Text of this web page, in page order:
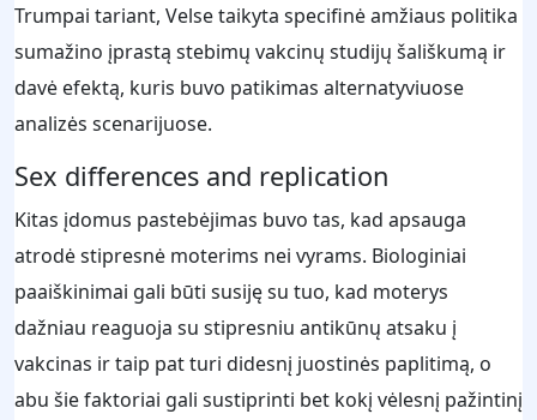
Trumpai tariant, Velse taikyta specifinė amžiaus politika
sumažino įprastą stebimų vakcinų studijų šališkumą ir
davė efektą, kuris buvo patikimas alternatyviuose
analizės scenarijuose.
Sex differences and replication
Kitas įdomus pastebėjimas buvo tas, kad apsauga
atrodė stipresnė moterims nei vyrams. Biologiniai
paaiškinimai gali būti susiję su tuo, kad moterys
dažniau reaguoja su stipresniu antikūnų atsaku į
vakcinas ir taip pat turi didesnį juostinės paplitimą, o
abu šie faktoriai gali sustiprinti bet kokį vėlesnį pažintinį